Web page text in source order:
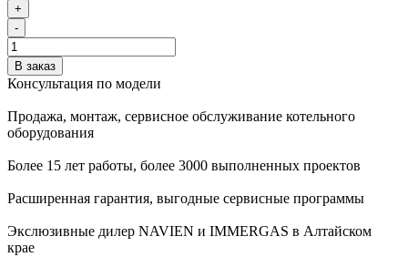
+
-
В заказ
Консультация по модели
Продажа, монтаж, сервисное обслуживание котельного
оборудования
Более 15 лет работы, более 3000 выполненных проектов
Расширенная гарантия, выгодные сервисные программы
Экслюзивные дилер NAVIEN и IMMERGAS в Алтайском
крае